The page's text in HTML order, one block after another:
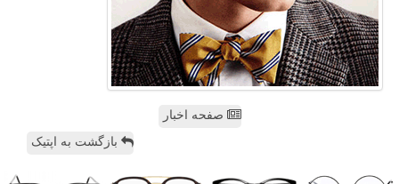
صفحه اخبار
بازگشت به اپتیک